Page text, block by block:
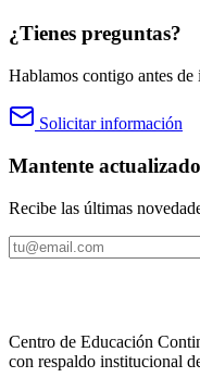
¿Tienes preguntas?
Hablamos contigo antes
Solicitar información
Mantente actualizado
Recibe las últimas
Centro de Educación
con respaldo institucional